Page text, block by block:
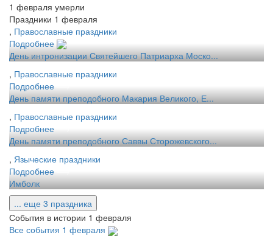
1 февраля умерли
Праздники 1 февраля
, Православные праздники
Подробнее
День интронизации Святейшего Патриарха Моско...
, Православные праздники
Подробнее
День памяти преподобного Макария Великого, Е...
, Православные праздники
Подробнее
День памяти преподобного Саввы Сторожевского...
, Языческие праздники
Подробнее
Имболк
... еще 3 праздника
События в истории 1 февраля
Все события 1 февраля